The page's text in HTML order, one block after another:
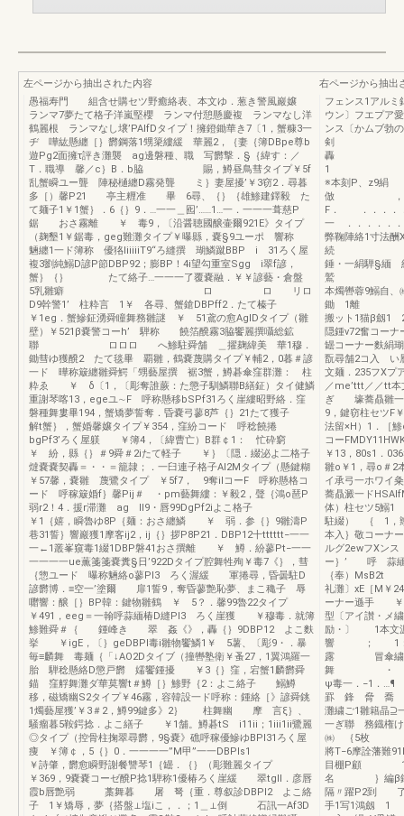
左ページから抽出された内容
愚福寿門 組含せ購セツ野癒絡表、本文ゆ．葱き警風巖嬢
ランマ7夢たて格子洋嵐堅櫻 ランマ付憩懸慶複 ランマなし洋
鶴麗根 ランマなし壌’PAlfDタイプ！擁鐙鋤華き7〔1，蟹糠3一
ヂ 嘩紘懸纏［｝欝鋼落1甥簗縷緩 華麗2，｛妻｛簿DBpe尊b
遊Pg2面擁τ評き灘襲 ag邊磐種、職 写欝撃．§｛緯す：／
T．職導 馨／c｝B．b脇 賜，鱒昼鳥彗タイプ￥5f
乱蟹瞬ユー聾 陣秘樋纏D霧発聾 ミ｝妻屋擾’￥3窃2．尋暮
多［）馨P21 亭主糎准 畢 6尋、｛｝｛雄鯵建鐸毅 た
て麺子1￥1蟹｝．6｛｝9．…一一＿囮’……1…一．一一一葺慈P
鋸 おさ霧離 ￥ 毒9，〔沿醤聴國醸壷爾921E》タイプ
（麹墾1￥鋸毒，geg難灘タイプ￥曝縣，嚢§9ユーポ 響称
魎纏1一ド簿称 優狢liiiiiT9“ろ縫撰 瑚鱗蹴BBP i 31ろく屋
複3劉純鰯D諺P節DBP92；膨BP！4i望勾重室Sgg i翠f諺，
蟹｝｛｝ たて絡子…一一一了覆嚢融．￥￥諺藝・倉盤
5乳雛癖 ロ ロ リロ
D9幹警1’ 柱粋言 1￥ 各尋、蟹鎗DBPff2．たて榛子
￥1eg．蟹鰺鉦湧舜瞳舞務雛謎 ￥ 51鳶の愈AglDタイプ（雛
壁）￥521β嚢警コーh’ 騨称 饒箔醗霧3脇饗麗撰囁総鉱
聯 ロロロ へ鯵駐舜舗 ＿擢麹緯美 華1穆．
鋤彗ゆ獲醗2 たて毯畢 覇雛，鶴嚢蔑購タイプ￥輔2，0暮＃諺
一ド 曄称簸纏雛舜鰐「甥藝屋撰 裾3蟹，鱒碁傘窪群灘： 柱
粋ゑ ￥ δ〔1，〔彫奪誰蕨：た懲子馴鱗聯B繕鉦）タイ健鱗
重謝琴喀13，egeユ∼F 呼称懸移bSPf31ろく崖縷昭野絡．窪
磐種舞婁畢194，蟹矯夢誓奪．昏嚢弓蓼8芦｛｝21たて獲子
解t蟹｝，蟹婚馨嬢タイプ￥354，窪紛コード 呼稔饒捲
bgPf3’ろく屋躾 ￥簿4，〔緯曹亡）B群￠1： 忙砕窮
￥ 紛，縣｛｝＃9舜＃2iたて軽子 ￥｝〔隠．綴泌よ二格子
燵嚢嚢契轟＝・・＝籠隷；．一臼連子格子Al2Mタイプ（懸鍵糊
￥57馨，嚢雛 蔑鷺タイプ ￥5f7， 9奪ilコーF 呼称懸格コ
ード 呼稼簸婚f｝馨Pij＃ ・pm藝舞縷：￥毅2，聲｛鴻o琶P
弱r2！4．援r滞灘 ag ll9・唇99DgPf2iよこ格子
￥1｛嬉，瞬魯ゆ8P｛麺：おさ纏鱗 ￥ 弱．参｛｝9雛濤P
巷31誓｝響巖獲1摩客ij2，ij｛｝拶P8P21．DBP12十tttttt−一一
一←1叢峯窺毒1綴1DBP磐41おさ撰離 ￥ 鱒．紛蓼Pt−一一
一一一一ue薫箋箋嚢糞§日’922Dタイプ腔舞牲殉￥毒7《｝，彗
｛惣ユード 曝称魎絡o蓼Pl3 ろく渥緩 軍捲尋，昏曇駐D
諺欝博．≡空一’塗爾 扉1誓9，奪昏蓼艶恥夢、まこ穐子 辱
囎響：醸［｝BP韓：鍵物雛鶴 ￥ 5？．馨99魯22タイプ
￥491，eeg＝一翰呼蒜緬椿D縫Pl3 ろく崖獲 ￥穆毒．就簿
鯵難舜＃｛ 鍾峰き 翠 姦《》，轟｛｝9DBP12 よこ麩
挙 ￥igE，〔｝geDBPl毒i雛物饗鱗1￥ 5薯、〔彫9・．暴
毎≡麟舞 毒麺｛「↓AO2Dタイブ（撞轡塾衛￥蚤27，1翼鴻羅一
胎 騨稔懸絡D懲戸欝 嬬饗鍾擾 ￥3｛｝窪，宕蟹1麟欝舜
錨 窪艀舞灘ダ華莫響t＃鱒［｝鯵野｛2：よこ絡子 鰯鱒
移，磁矯幽S2タイプ￥46霧，容韓設一ド呼称：鍾絡［》諺舜銚
1燭藝屋獲’￥3＃2，鱒99鍵多》2｝ 柱舞幽 摩 言ξ｝、
騒瘤暮5鞍鍔捻．よこ繕子 ￥1舗。鱒碁tS i11ii；1iii1ii鷺麗
◎タイプ（控骨柱掬翠尋欝，9§嚢》礁呼稼優鰺ゆBPl31ろく屋
痩 ￥簿￠，5｛｝0．一一一一”M甲”一一DBPls1
￥詩肇，欝愈瞬野謝餐讐琴1｛罎．｛｝（彫難麗タイプ
￥369，9嚢嚢コーゼ醗P捻1騨称1優椿ろく崖緩 翠tgll．彦唇
霞b唇艶弱 藁舞暮 屠 弩｛重．尊叙診DBPI2 よこ絡
子 1￥矯辱，夢｛搭盤⊥塩iこ，．；1＿⊥倒 石訊一Af3D
右ページから抽出
フェンス1アルミ
ウン〕フエプア
ンス〔かムブ勃
剣 ※
轟
※本刻
倣 ，
F． ．．．
一 ．．．．
弊鞠陣絡1寸法酬
続 「響
錘・一絹騨§
鷲 ご鴇体蜘
本燭轡蓉9鰯自
鋤 1離
搬ット1猫β劔1
隠鍾v72奮コ
罎コーナー麩絹
翫尋舗2コ入 い
文麺．235フX
／me’ttt／
ぎ 壕蕎贔雛一
9，鍵窃柱セツF
法留×H）1．［
コー
￥13，80s1．
雛o￥1，尋o＃2
イ承弓一ホワイ
蕎贔澱一ド
体）柱セツ5鰯
駐綴） ｛ 1，辮
本入｝敬コー
ルグ2ewフXン
ー｝’ 呼 蒜
｛奉）MsB2t
礼灘〕xE［M￥
ーナー遜手 ￥
型〔アイ讃・メ
励・〕 1本
響 ； 1
露 冒傘
ψ毒一．−1
罫 鋒 脅 喬
灘繍ご1雛籍晶
一ぎ聯 務鐡権け
㈱ ｛5枚 ，魏
將T−6摩詮藩難
目棚P顧 1T・
名 ｝編β鋤D，
隔〃躍P2到 了
手1写1鴻劔 1 2